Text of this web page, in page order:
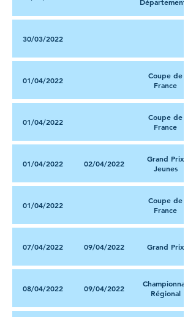
30/03/2022
01/04/2022
Coupe de
France
01/04/2022
Coupe de
France
01/04/2022 02/04/2022
Grand Prix
Jeunes
01/04/2022
Coupe de
France
07/04/2022 09/04/2022 Grand Prix
08/04/2022 09/04/2022
Championnat
Régional